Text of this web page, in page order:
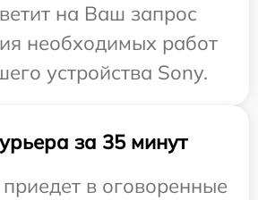
на Ваш запрос
необходимых работ
устройства Sony.
за 35 минут
в оговоренные